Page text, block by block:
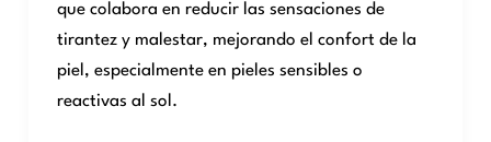
que colabora en reducir las sensaciones de
tirantez y malestar, mejorando el confort de la
piel, especialmente en pieles sensibles o
reactivas al sol.